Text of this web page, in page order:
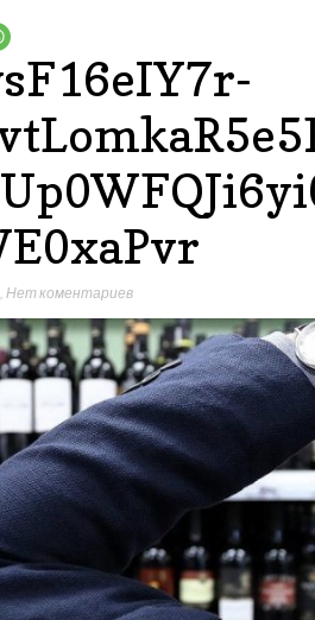
,Нет коментариев